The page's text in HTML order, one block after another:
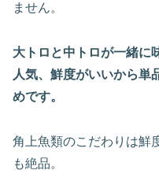
ません。
大トロと中トロが一緒に
人気、鮮度がいいから単
めです。
角上魚類のこだわりは鮮
も絶品。